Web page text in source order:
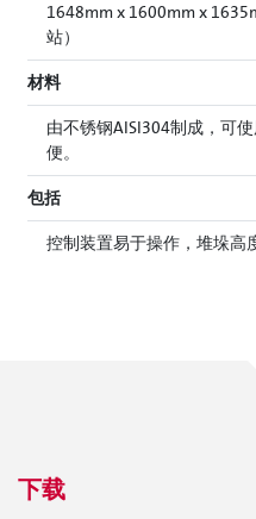
1648mm x 1600mm x
站）
材料
由不锈钢AISI304制成，可
便。
包括
控制装置易于操作，堆垛高
下载